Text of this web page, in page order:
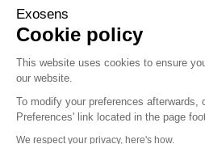
Termes et
© Exosens 2026, tous
Exosens
Cookie policy
This website uses cookies to ensure
our website.
To modify your preferences afterwards,
Preferences' link located in the page
We respect your privacy, here's how.